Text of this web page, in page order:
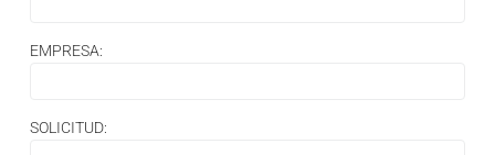
EMPRESA:
SOLICITUD: